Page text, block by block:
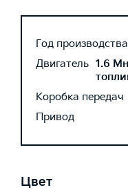
Год производства
Двигатель 1.6
Коробка передач
Привод
Цвет